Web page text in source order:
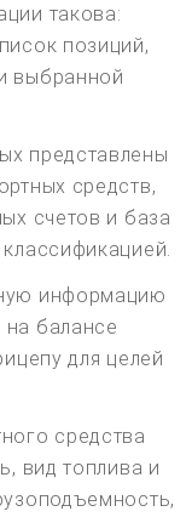
такова:
позиций,
выбранной
представлены
средств,
счетов и база
информацию
балансе
для целей
средства
вид топлива и